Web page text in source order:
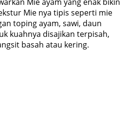
Mie nya tipis seperti mie
toping ayam, sawi, daun
kuahnya disajikan terpisah,
basah atau kering.